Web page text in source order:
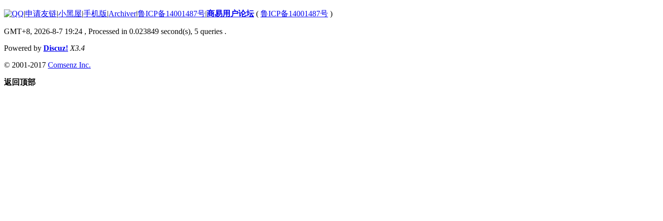
|申请友链|小黑屋|手机版|Archiver|鲁ICP备14001487号|商易用户论坛( 鲁ICP备14001487号 )
GMT+8, 2026-8-7 19:24 , Processed in 0.023849 second(s), 5 queries .
Powered by Discuz! X3.4
© 2001-2017 Comsenz Inc.
返回顶部